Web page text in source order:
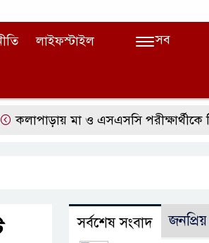
লাইফস্টাইল সব
মা ও এসএসসি পরীক্ষার্থীকে নির্মম
সর্বশেষ সংবাদ